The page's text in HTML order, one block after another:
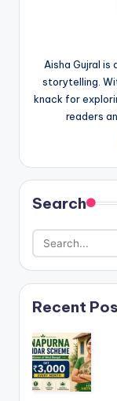
Aisha Gujral
storytelling.
knack for
readers
Search
Recent